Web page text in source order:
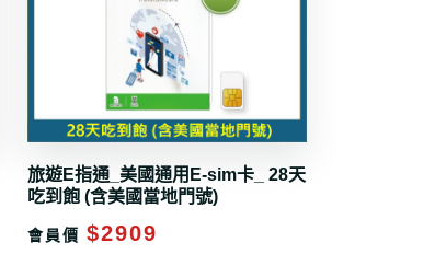
旅遊E指通_美國通用E-sim卡_ 28天
吃到飽 (含美國當地門號)
會員價 $2909